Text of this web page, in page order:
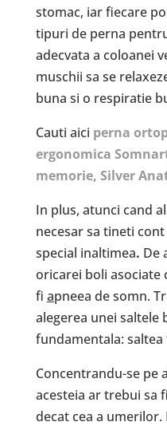
stomac, iar fiecare
tipuri de perna
adecvata a coloanei
muschii sa se
buna si o respiratie
Cauti aici perna
ergonomica
memorie, Silver
In plus, atunci cand
necesar sa tineti
special inaltimea. De
oricarei boli asociate
fi apneea de somn.
alegerea unei saltele
fundamentala: saltea
Concentrandu-se pe
acesteia ar trebui sa
decat cea a umerilor.